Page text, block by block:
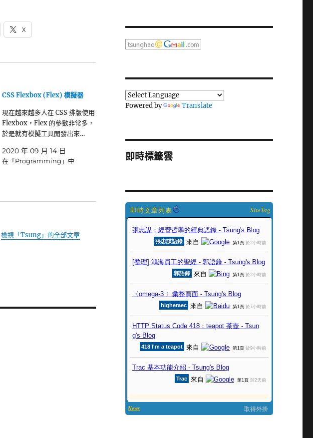
X
CSS Flexbox (Flex) 模擬器
現在越來越多人在 CSS 排版使用
Flexbox，Flex 的參數非常多，
於是就有模擬工具開發出來…
2020 年 09 月 14 日
在「Programming」中
檢視「Tsung」的全部文章
Powered by Translate
即時標籤雲
SiteTag